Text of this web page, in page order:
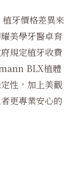
牙價格差異來
美學牙醫卓育
規定植牙收費
BLX植體
性，加上美觀
更專業安心的